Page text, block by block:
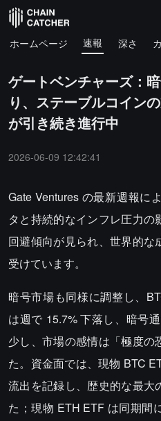
ホームページ 速報 深さ
ゲートベンチャーズ：
り、ステーブルコイン
が引き続き進行中
2026-06-09 12:42:41
Gate Ventures の最新週報に
タと持続的なインフレ圧力の
回避傾向が見られ、世界的な
受けています。
暗号市場も同様に調整し、
は週で 15.7% 下落し、暗号
少し、市場の感情は「極度の
た。資金面では、現物 BTC
流出を記録し、歴史的な最大
た；現物 ETH ETF は同期間